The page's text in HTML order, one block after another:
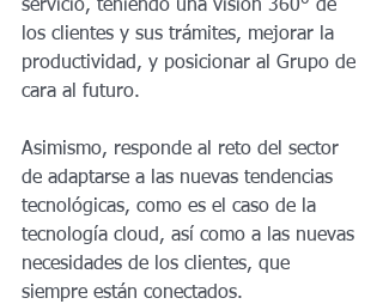
servicio, teniendo una visión 360° de
los clientes y sus trámites, mejorar la
productividad, y posicionar al Grupo de
cara al futuro.
Asimismo, responde al reto del sector
de adaptarse a las nuevas tendencias
tecnológicas, como es el caso de la
tecnología cloud, así como a las nuevas
necesidades de los clientes, que
siempre están conectados.